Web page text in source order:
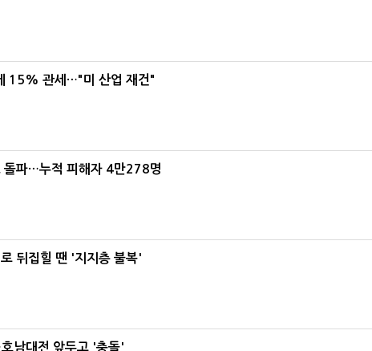
15% 관세…"미 산업 재건"
돌파…누적 피해자 4만278명
뒤집힐 땐 '지지층 불복'
남대전 앞두고 '충돌'